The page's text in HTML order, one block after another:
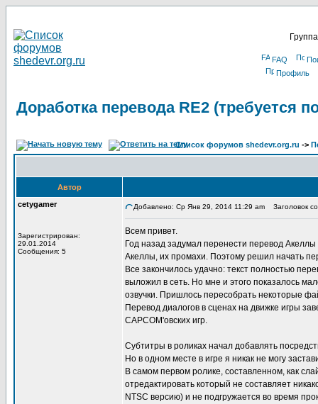
FAQ
Профиль
Доработка перевода RE2 (требуется
Список форумов shedevr.org.ru ->
Автор
cetygamer
Зарегистрирован:
29.01.2014
Сообщения: 5
Добавлено: Ср Янв 29, 2014 11:29 am Заголовок
Всем привет.
Год назад задумал перенести перевод
Акеллы, их промахи. Поэтому решил начать
Все закончилось удачно: текст полностью
выложил в сеть. Но мне и этого показалось
озвучки. Пришлось пересобрать некоторые
Перевод диалогов в сценах на движке игры
CAPCOM'овских игр.
Субтитры в роликах начал добавлять
Но в одном месте в игре я никак не могу
В самом первом ролике, составленном, как
отредактировать который не составляет
NTSC версию) и не подгружается во время